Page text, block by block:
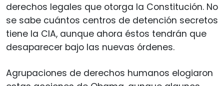
derechos legales que otorga la Constitución. No
se sabe cuántos centros de detención secretos
tiene la CIA, aunque ahora éstos tendrán que
desaparecer bajo las nuevas órdenes.
Agrupaciones de derechos humanos elogiaron